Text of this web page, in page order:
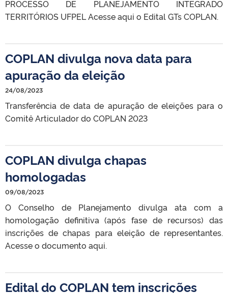
PROCESSO DE PLANEJAMENTO INTEGRADO
TERRITÓRIOS UFPEL Acesse aqui o Edital GTs COPLAN.
COPLAN divulga nova data para
apuração da eleição
24/08/2023
Transferência de data de apuração de eleições para o
Comitê Articulador do COPLAN 2023
COPLAN divulga chapas
homologadas
09/08/2023
O Conselho de Planejamento divulga ata com a
homologação definitiva (após fase de recursos) das
inscrições de chapas para eleição de representantes.
Acesse o documento aqui.
Edital do COPLAN tem inscrições